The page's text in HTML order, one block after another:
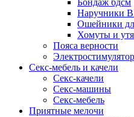
Бондаж бдсм
Наручники
Ошейники
Хомуты и
Пояса верности
Секс-мебель и качели
Секс-качели
Секс-машины
Секс-мебель
Приятные мелочи